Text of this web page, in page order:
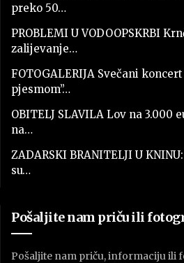
preko 50…
PROBLEMI U VODOOPSKRBI
zalijevanje…
FOTOGALERIJA Svečani
pjesmom”…
OBITELJ SLAVILA Lov na 3.000
na…
ZADARSKI BRANITELJI U
su…
Pošaljite nam priču ili
Pošaljite nam priču, informaciju ili